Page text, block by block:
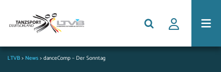
LTVB> News>danceComp – Der Sonntag